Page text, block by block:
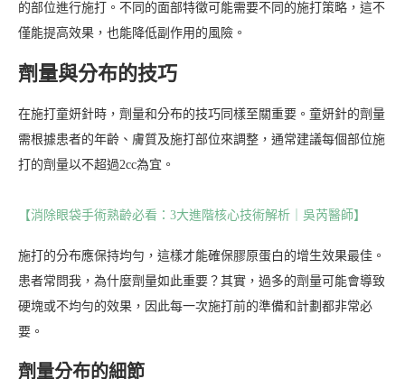
的部位進行施打。不同的面部特徵可能需要不同的施打策略，這不
僅能提高效果，也能降低副作用的風險。
劑量與分布的技巧
在施打童妍針時，劑量和分布的技巧同樣至關重要。童妍針的劑量
需根據患者的年齡、膚質及施打部位來調整，通常建議每個部位施
打的劑量以不超過2cc為宜。
【消除眼袋手術熟齡必看：3大進階核心技術解析｜吳芮醫師】
施打的分布應保持均勻，這樣才能確保膠原蛋白的增生效果最佳。
患者常問我，為什麼劑量如此重要？其實，過多的劑量可能會導致
硬塊或不均勻的效果，因此每一次施打前的準備和計劃都非常必
要。
劑量分布的細節